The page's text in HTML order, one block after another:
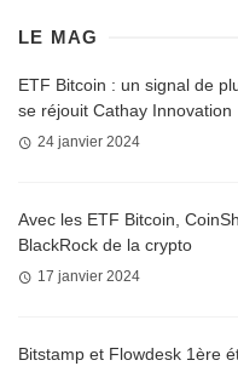
LE MAG
ETF Bitcoin : un signal de
se réjouit Cathay Innovation
24 janvier 2024
Avec les ETF Bitcoin,
BlackRock de la crypto
17 janvier 2024
Bitstamp et Flowdesk 1ère